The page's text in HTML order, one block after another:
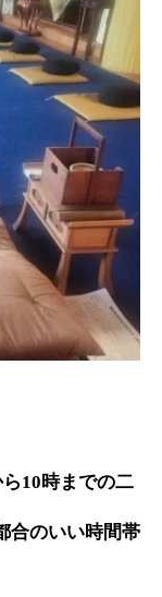
10時までの二
合のいい時間帯